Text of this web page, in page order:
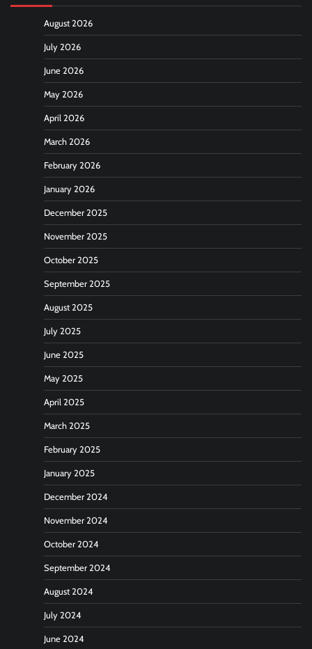
August 2026
July 2026
June 2026
May 2026
April 2026
March 2026
February 2026
January 2026
December 2025
November 2025
October 2025
September 2025
August 2025
July 2025
June 2025
May 2025
April 2025
March 2025
February 2025
January 2025
December 2024
November 2024
October 2024
September 2024
August 2024
July 2024
June 2024